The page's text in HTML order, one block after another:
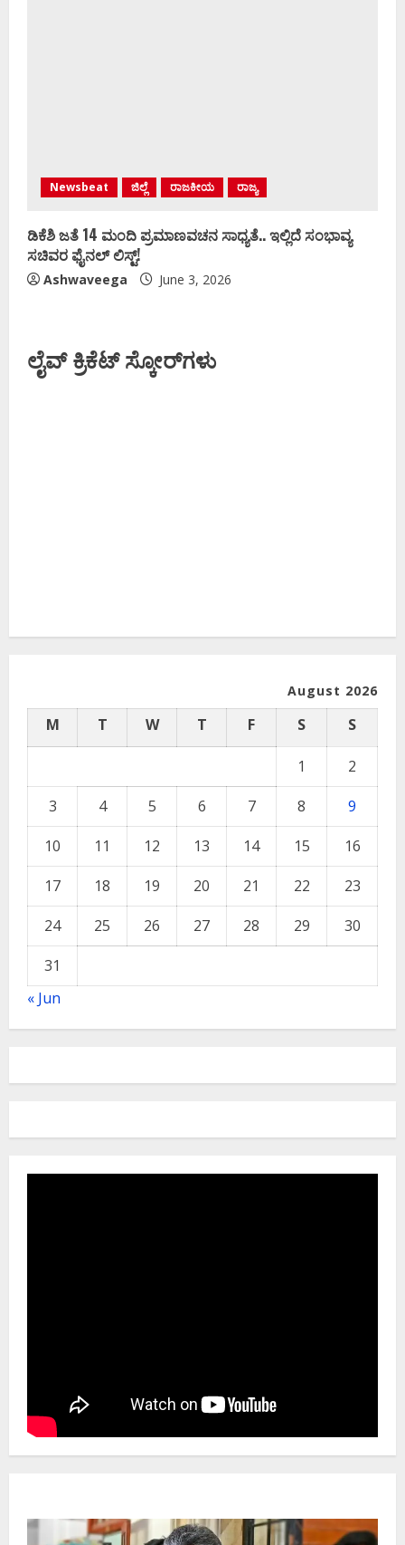
Newsbeat ಜಿಲ್ಲೆ ರಾಜಕೀಯ ರಾಜ್ಯ
ಡಿಕೆಶಿ ಜತೆ 14 ಮಂದಿ ಪ್ರಮಾಣವಚನ ಸಾಧ್ಯತೆ.. ಇಲ್ಲಿದೆ ಸಂಭಾವ್ಯ
ಸಚಿವರ ಫೈನಲ್ ಲಿಸ್ಟ್‌!
Ashwaveega June 3, 2026
ಲೈವ್ ಕ್ರಿಕೆಟ್ ಸ್ಕೋರ್‌ಗಳು
August 2026
M T W T F S S
1
2
3
4 5 6 7 8
9
10
11 12 13 14 15
16
17
18 19 20 21 22
23
24
25 26 27 28 29
30
31
« Jun
Newsbeat ಜಿಲ್ಲೆ ರಾಜಕೀಯ ರಾಜ್ಯ